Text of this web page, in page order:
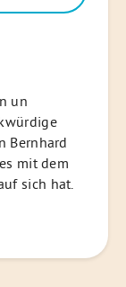
un
Bernhard
mit dem
sich hat.